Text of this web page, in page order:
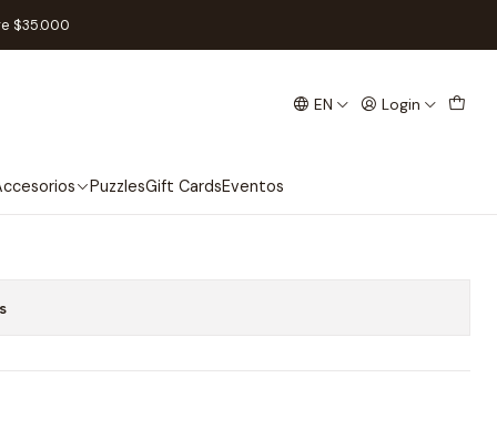
EN Login
PuzzlesGift CardsEventos
$35.000
Eco - Español
to Cart